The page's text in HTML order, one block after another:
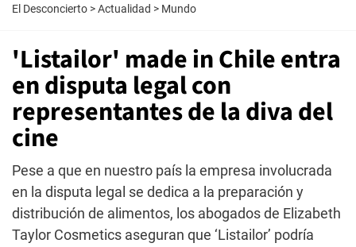
El Desconcierto >Actualidad > Mundo
'Listailor' made in Chile entra
en disputa legal con
representantes de la diva del
cine
Pese a que en nuestro país la empresa involucrada
en la disputa legal se dedica a la preparación y
distribución de alimentos, los abogados de Elizabeth
Taylor Cosmetics aseguran que ‘Listailor’ podría